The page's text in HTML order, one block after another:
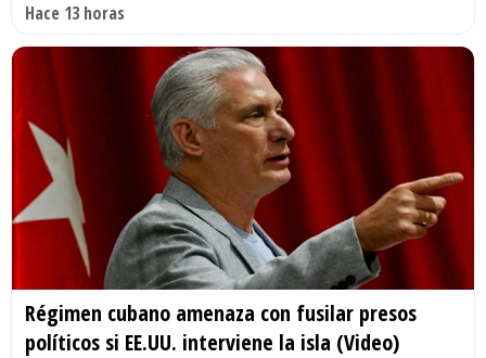
Hace 13 horas
Régimen cubano amenaza con fusilar presos
políticos si EE.UU. interviene la isla (Video)